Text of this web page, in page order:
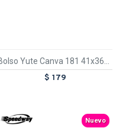
Bolso Yute Canva 181 41x36x15cm Violeta
$ 179
Nuevo
TEXTTRANSPARENTE